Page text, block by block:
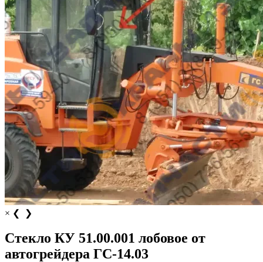
× ❮ ❯
Стекло КУ 51.00.001 лобовое от
автогрейдера ГС-14.03